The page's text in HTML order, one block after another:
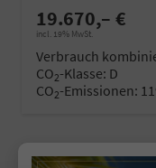
19.670,– €
incl. 19% MwSt.
Verbrauch
CO2-Klasse: D
CO2-Emissionen: